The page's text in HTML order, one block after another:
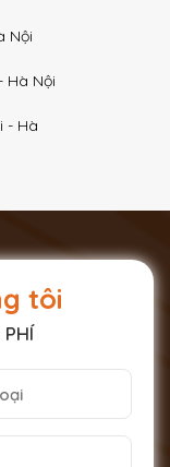
Nội
Hà Nội
- Hà
tôi